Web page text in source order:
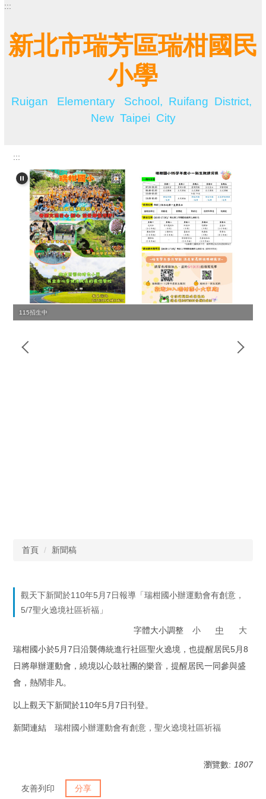
跳
主
要
內
:::
新北市瑞芳區瑞柑國民
小學
Ruigan Elementary School, Ruifang District,
New Taipei City
:::
115招生中
首頁 新聞稿
觀天下新聞於110年5月7日報導「瑞柑國小辦運動會有創意，
5/7聖火遶境社區祈福」
字體大小調整 小 中
大
瑞柑國小於5月7日沿襲傳統進行社區聖火遶境，也提醒居民5月8
日將舉辦運動會，繞境以心鼓社團的樂音，提醒居民一同參與盛
會，熱鬧非凡。
以上觀天下新聞於110年5月7日刊登。
新聞連結 瑞柑國小辦運動會有創意，聖火遶境社區祈福
瀏覽數: 1807
友善列印 分享